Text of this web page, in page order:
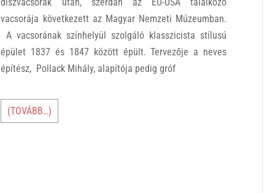
vacsorája következett az Magyar Nemzeti Múzeumban.
A vacsorának színhelyül szolgáló klasszicista stílusú
épület 1837 és 1847 között épült. Tervezője a neves
építész, Pollack Mihály, alapítója pedig gróf
(TOVÁBB…)